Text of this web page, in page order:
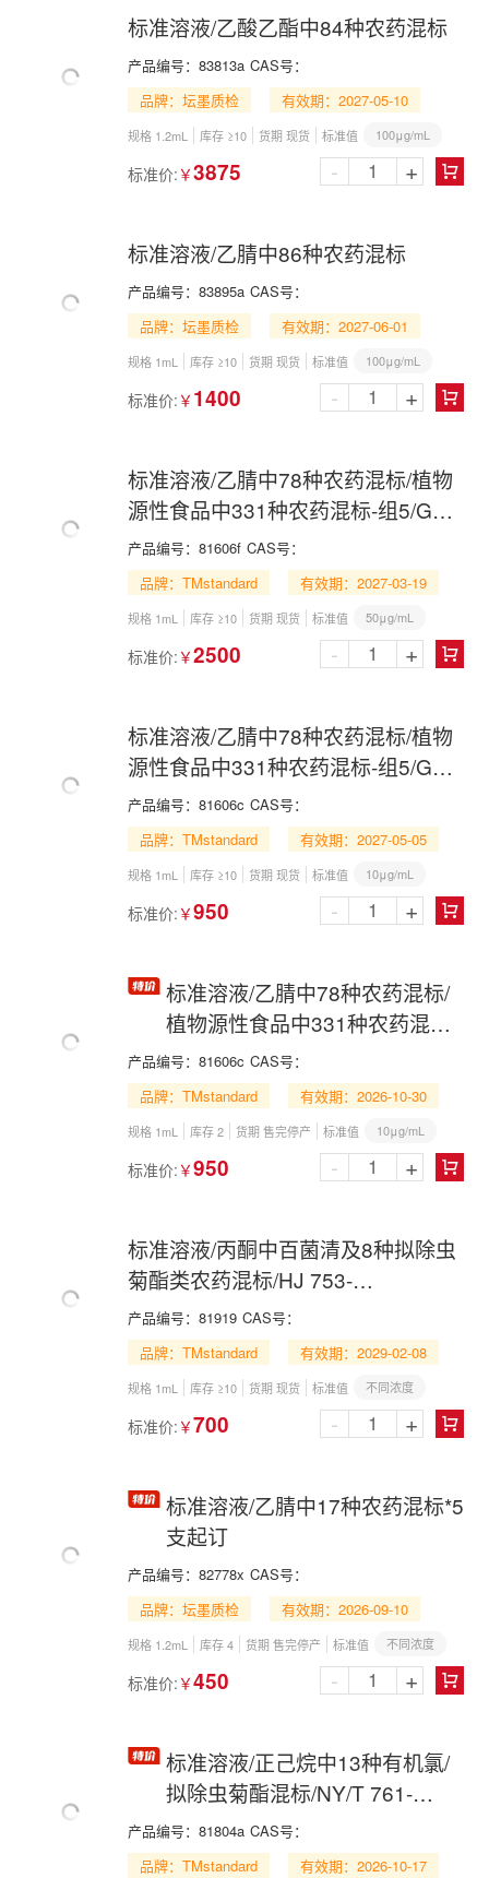
标准溶液/乙酸乙酯中84种农药混标
产品编号： 83813a CAS号：
品牌：坛墨质检
有效期：2027-05-10
规格 1.2mL 库存 ≥10 货期 现货 标准值 100μg/mL
标准价: ￥3875 
- +
标准溶液/乙腈中86种农药混标
产品编号： 83895a CAS号：
品牌：坛墨质检
有效期：2027-06-01
规格 1mL 库存 ≥10 货期 现货 标准值 100μg/mL
标准价: ￥ 1400 
- +
标准溶液/乙腈中78种农药混标/植物
源性食品中331种农药混标-组5/GB
23200.121-2021/78 Pesticide Mix in
Acetonitrile
产品编号： 81606f CAS号：
品牌：TMstandard
有效期：2027-03-19
规格 1mL 库存 ≥10 货期 现货 标准值 50μg/mL
标准价: ￥2500 
- +
标准溶液/乙腈中78种农药混标/植物
源性食品中331种农药混标-组5/GB
23200.121-2021/78 Pesticide Mix in
Acetonitrile
产品编号： 81606c CAS号：
品牌：TMstandard
有效期：2027-05-05
规格 1mL 库存 ≥10 货期 现货 标准值 10μg/mL
标准价: ￥950 
- +
标准溶液/乙腈中78种农药混标/
植物源性食品中331种农药混标-
组5/GB 23200.121-2021/78
Pesticide Mix in Acetonitrile
产品编号： 81606c CAS号：
品牌：TMstandard
有效期：2026-10-30
规格 1mL 库存 2 货期 售完停产 标准值 10μg/mL
标准价: ￥950 
- +
标准溶液/丙酮中百菌清及8种拟除虫
菊酯类农药混标/HJ 753-
2015/Chlorothalonil and 8
Pyrethroid Pesticide Mix in Acetone
产品编号： 81919 CAS号：
品牌：TMstandard
有效期：2029-02-08
规格 1mL 库存 ≥10 货期 现货 标准值 不同浓度
标准价: ￥700 
- +
标准溶液/乙腈中17种农药混标*5
支起订
产品编号： 82778x CAS号：
品牌：坛墨质检
有效期：2026-09-10
规格 1.2mL 库存 4 货期 售完停产 标准值 不同浓度
标准价: ￥450 
- +
标准溶液/正己烷中13种有机氯/
拟除虫菊酯混标/NY/T 761-
2008/13 Organochlorine and
Pyrethroid Mix in n-Hexane
产品编号： 81804a CAS号：
品牌：TMstandard
有效期：2026-10-17